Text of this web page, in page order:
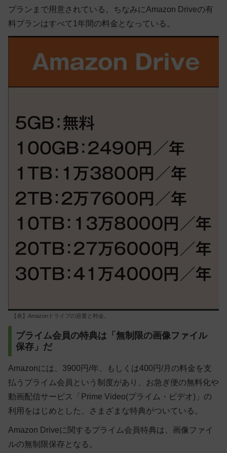
プランまで用意されている。ちなみにAmazon Driveの有
料プランはすべて1年間の料金となっている。
【表】Amazonドライブの容量と料金。
プライム会員の特典は「無制限の画像ファイル
保存」だ
Amazonには、3900円/年、もしくは400円/月の料金を支
払うプライム会員という制度があり、お急ぎ便の無料化や
動画配信サービス「Prime Video(プライム・ビデオ)」の
利用をはじめとした、さまざまな特典がついている。
Amazon Driveに関するプライム会員特典は、画像ファイ
ルの無制限保存となる。